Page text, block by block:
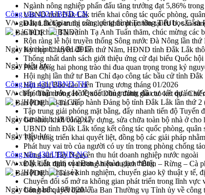
Ngành nông nghiệp phấn đấu tăng trưởng đạt 5,86%
UBND tỉnh Đắk Lắk triển khai công tác quốc phòng,
Đắk Lắk tập trung toàn lực khắc phục tồn tại IUU, sẵn
Chủ tịch UBND tỉnh Tạ Anh Tuấn thăm, chúc mừng các
Rộn ràng lễ hội truyền thống Sông nước Đà Nông lần thứ
Kỳ họp Chuyên đề lần thứ Năm, HĐND tỉnh Đắk Lắk
Thống nhất danh sách giới thiệu ứng cử đại biểu Quốc
Phát động hai phong trào thi đua quan trọng trong kỷ
Hội nghị lần thứ tư Ban Chỉ đạo công tác bầu cử tỉnh
Hội nghị Báo cáo viên Trung ương tháng 01/2026
Phó Thủ tướng Hồ Quốc Dũng đánh giá cao kết quả
Hội nghị Ban Chấp hành Đảng bộ tỉnh Đắk Lắk lần thứ 2
Tập trung giải phóng mặt bằng, đẩy nhanh tiến độ Tuyến
Gỡ khó, khởi công xây dựng, sửa chữa toàn bộ nhà ở cho
UBND tỉnh Đắk Lắk tổng kết công tác quốc phòng, quân
Tập trung triển khai quyết liệt, đồng bộ các giải pháp
Phát huy vai trò của người có uy tín trong phòng chống
Nông sản Tây Nguyên thu hút doanh nghiệp nước ngoài
Đắk Lắk định vị thương hiệu du lịch “Biển – Rừng – Cà
Hội nghị chia sẻ kinh nghiệm, chuyển giao kỹ thuật y tế,
Chuyển đổi số mở ra không gian phát triển trong lĩnh vực
Công bố quyết định của Ban Thường vụ Tỉnh ủy về công
Công văn 432/UBND-CN
V/v gia hạn thời gian thi công công trình Trường Tiểu học
Bản PDF
Tải về
Ngày ban hành:18/01/2017
Ngày hiệu lực:
Công văn 431/UBND-TH
V/v chấp thuận báo cáo đề xuất chủ trương đầu tư các dự án
Bản PDF
Tải về
Ngày ban hành:18/01/2017
Ngày hiệu lực:
Công văn 430/UBND-NC
V/v xử lý kiến nghị của Ban An toàn giao thông
Bản PDF
Tải về
Ngày ban hành:18/01/2017